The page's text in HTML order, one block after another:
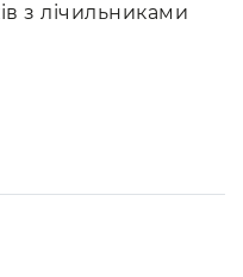
з лічильниками